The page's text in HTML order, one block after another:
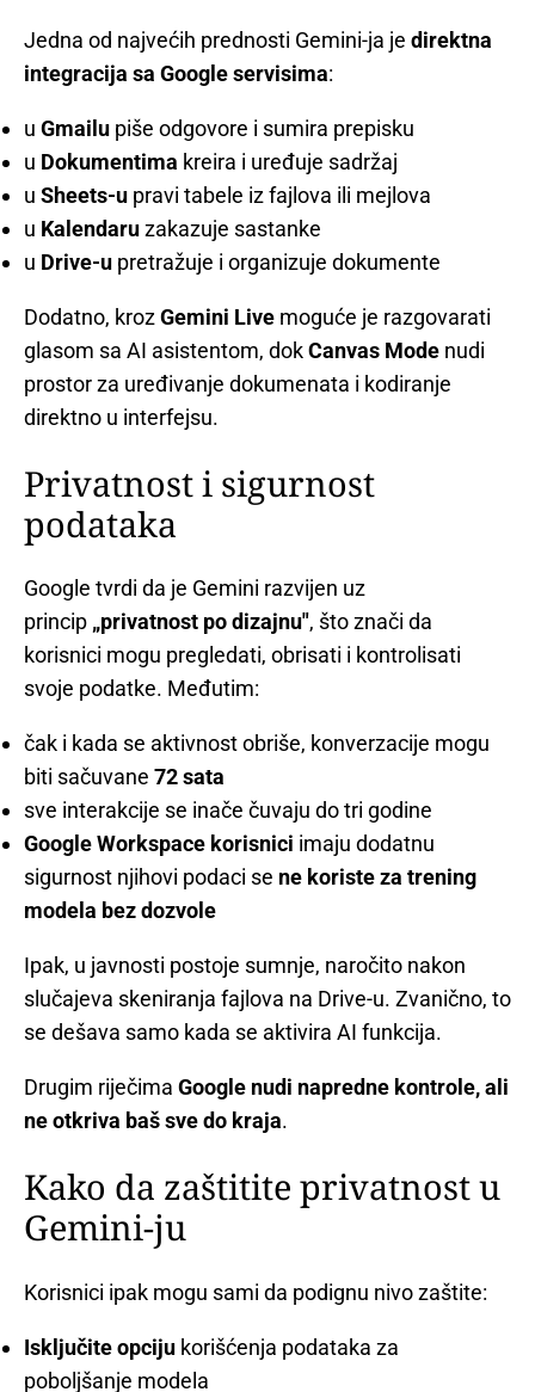
Jedna od najvećih prednosti Gemini-ja je direktna
integracija sa Google servisima:
u Gmailu piše odgovore i sumira prepisku
u Dokumentima kreira i uređuje sadržaj
u Sheets-u pravi tabele iz fajlova ili mejlova
u Kalendaruzakazuje sastanke
u Drive-u pretražuje i organizuje dokumente
Dodatno, krozGemini Live moguće je razgovarati
glasom sa AI asistentom, dokCanvas Mode nudi
prostor za uređivanje dokumenata i kodiranje
direktno u interfejsu.
Privatnost i sigurnost
podataka
Google tvrdi da je Gemini razvijen uz
princip „privatnost po dizajnu", što znači da
korisnici mogu pregledati, obrisati i kontrolisati
svoje podatke. Međutim:
čak i kada se aktivnost obriše, konverzacije mogu
biti sačuvane 72 sata
sve interakcije se inače čuvaju do tri godine
Google Workspace korisnici imaju dodatnu
sigurnost njihovi podaci se ne koriste za trening
modela bez dozvole
Ipak, u javnosti postoje sumnje, naročito nakon
slučajeva skeniranja fajlova na Drive-u. Zvanično, to
se dešava samo kada se aktivira AI funkcija.
Drugim riječima Google nudi napredne kontrole, ali
ne otkriva baš sve do kraja.
Kako da zaštitite privatnost u
Gemini-ju
Korisnici ipak mogu sami da podignu nivo zaštite:
Isključite opciju korišćenja podataka za
poboljšanje modela